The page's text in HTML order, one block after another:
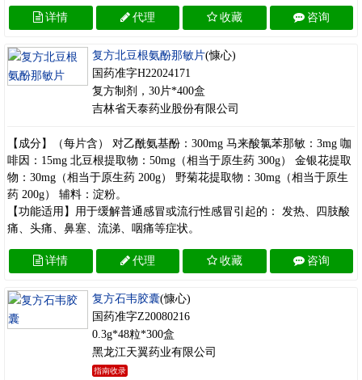
详情 代理 收藏 咨询
复方北豆根氨酚那敏片(慷心)
国药准字H22024171
复方制剂，30片*400盒
吉林省天泰药业股份有限公司
【成分】（每片含） 对乙酰氨基酚：300mg 马来酸氯苯那敏：3mg 咖
啡因：15mg 北豆根提取物：50mg（相当于原生药 300g） 金银花提取
物：30mg（相当于原生药 200g） 野菊花提取物：30mg（相当于原生
药 200g） 辅料：淀粉。
【功能适用】用于缓解普通感冒或流行性感冒引起的： 发热、四肢酸
痛、头痛、鼻塞、流涕、咽痛等症状。
详情 代理 收藏 咨询
复方石韦胶囊(慷心)
国药准字Z20080216
0.3g*48粒*300盒
黑龙江天翼药业有限公司
指南收录